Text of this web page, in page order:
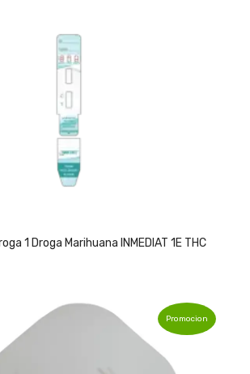
1 Droga Marihuana INMEDIAT 1E THC
Promocion